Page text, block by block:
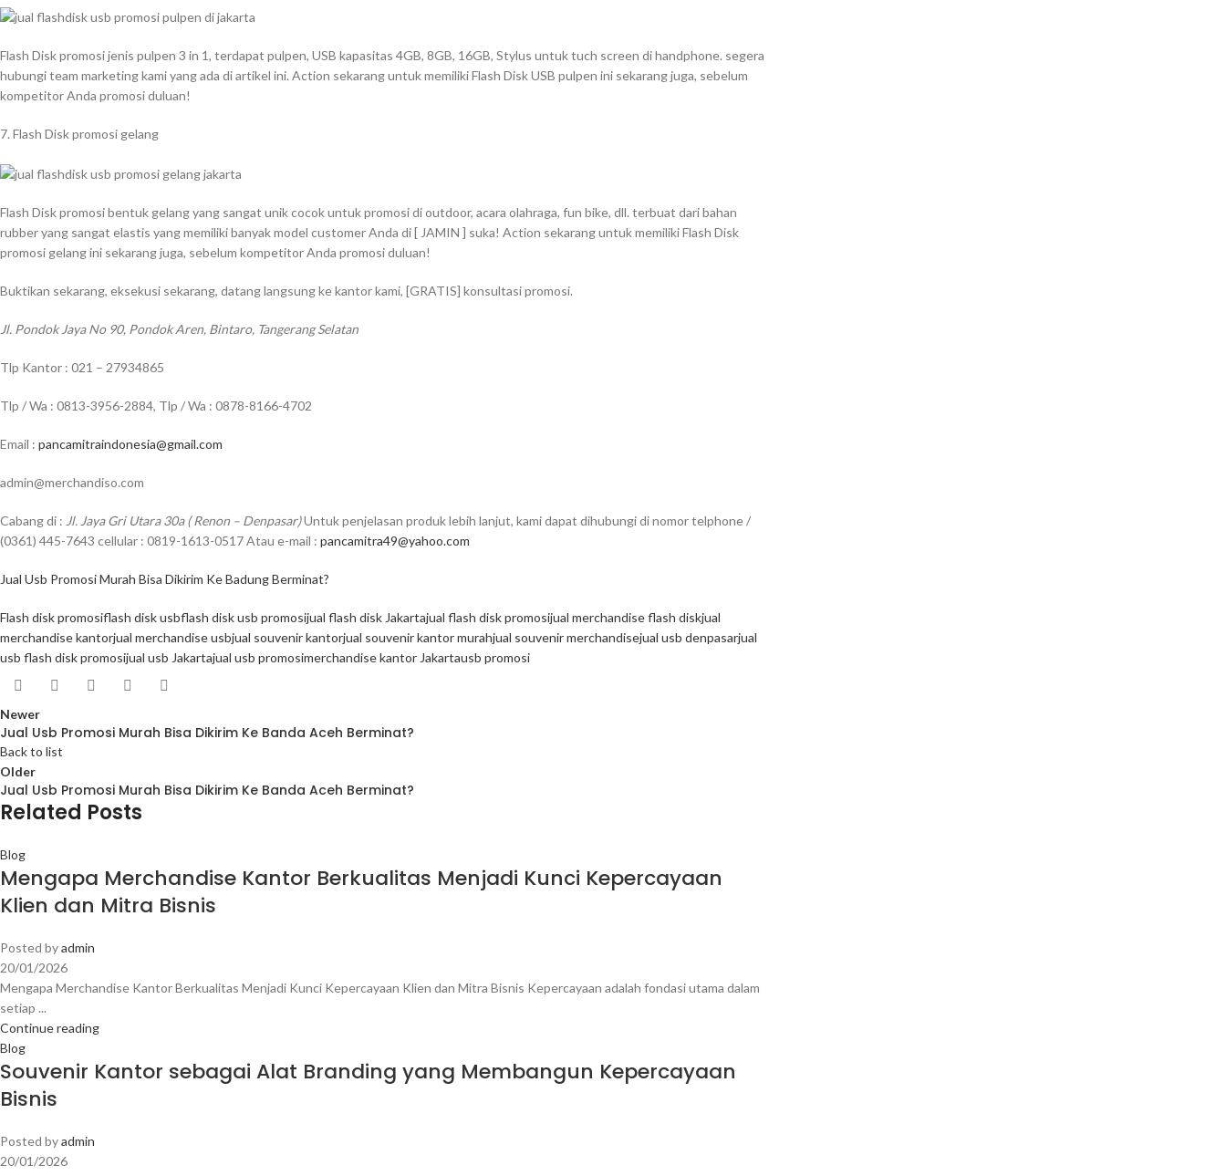
Flash Disk promosi jenis pulpen 3 in 1, terdapat pulpen, USB kapasitas 4GB, 8GB, 16GB, Stylus untuk tuch screen di handphone. segera
hubungi team marketing kami yang ada di artikel ini. Action sekarang untuk memiliki Flash Disk USB pulpen ini sekarang juga, sebelum
kompetitor Anda promosi duluan!
7. Flash Disk promosi gelang
Flash Disk promosi bentuk gelang yang sangat unik cocok untuk promosi di outdoor, acara olahraga, fun bike, dll. terbuat dari bahan
rubber yang sangat elastis yang memiliki banyak model customer Anda di [ JAMIN ] suka! Action sekarang untuk memiliki Flash Disk
promosi gelang ini sekarang juga, sebelum kompetitor Anda promosi duluan!
Buktikan sekarang, eksekusi sekarang, datang langsung ke kantor kami, [GRATIS] konsultasi promosi.
Jl. Pondok Jaya No 90, Pondok Aren, Bintaro, Tangerang Selatan
Tlp Kantor : 021 – 27934865
Tlp / Wa : 0813-3956-2884, Tlp / Wa : 0878-8166-4702
Email : pancamitraindonesia@gmail.com
admin@merchandiso.com
Cabang di : Jl. Jaya Gri Utara 30a ( Renon – Denpasar)Untuk penjelasan produk lebih lanjut, kami dapat dihubungi di nomor telphone /
(0361) 445-7643 cellular : 0819-1613-0517 Atau e-mail : pancamitra49@yahoo.com
Jual Usb Promosi Murah Bisa Dikirim Ke Badung Berminat?
Flash disk promosiflash disk usbflash disk usb promosijual flash disk Jakartajual flash disk promosijual merchandise flash diskjual
merchandise kantorjual merchandise usbjual souvenir kantorjual souvenir kantor murahjual souvenir merchandisejual usb denpasarjual
usb flash disk promosijual usb Jakartajual usb promosimerchandise kantor Jakartausb promosi
Newer
Jual Usb Promosi Murah Bisa Dikirim Ke Banda Aceh Berminat?
Back to list
Older
Jual Usb Promosi Murah Bisa Dikirim Ke Banda Aceh Berminat?
Related Posts
Blog
Mengapa Merchandise Kantor Berkualitas Menjadi Kunci Kepercayaan
Klien dan Mitra Bisnis
Posted byadmin
20/01/2026
Mengapa Merchandise Kantor Berkualitas Menjadi Kunci Kepercayaan Klien dan Mitra Bisnis Kepercayaan adalah fondasi utama dalam
setiap ...
Continue reading
Blog
Souvenir Kantor sebagai Alat Branding yang Membangun Kepercayaan
Bisnis
Posted byadmin
20/01/2026